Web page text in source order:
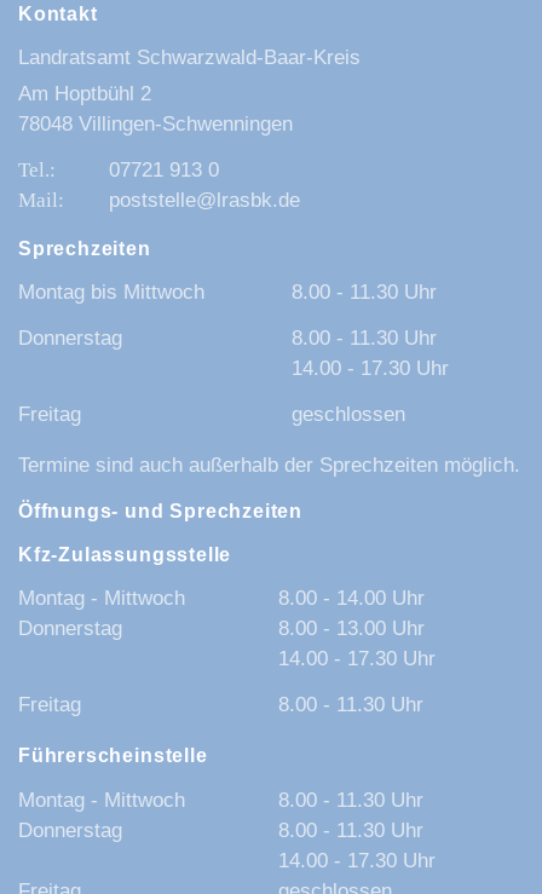
Kontakt
Landratsamt Schwarzwald-Baar-Kreis
Am Hoptbühl 2
78048 Villingen-Schwenningen
07721 913 0
poststelle@lrasbk.de
Sprechzeiten
Montag bis Mittwoch
8.00 - 11.30 Uhr
Donnerstag
8.00 - 11.30 Uhr
14.00 - 17.30 Uhr
Freitag
geschlossen
Termine sind auch außerhalb der Sprechzeiten möglich.
Öffnungs- und Sprechzeiten
Kfz-Zulassungsstelle
Montag - Mittwoch
8.00 - 14.00 Uhr
Donnerstag
8.00 - 13.00 Uhr
14.00 - 17.30 Uhr
Freitag
8.00 - 11.30 Uhr
Führerscheinstelle
Montag - Mittwoch
8.00 - 11.30 Uhr
Donnerstag
8.00 - 11.30 Uhr
14.00 - 17.30 Uhr